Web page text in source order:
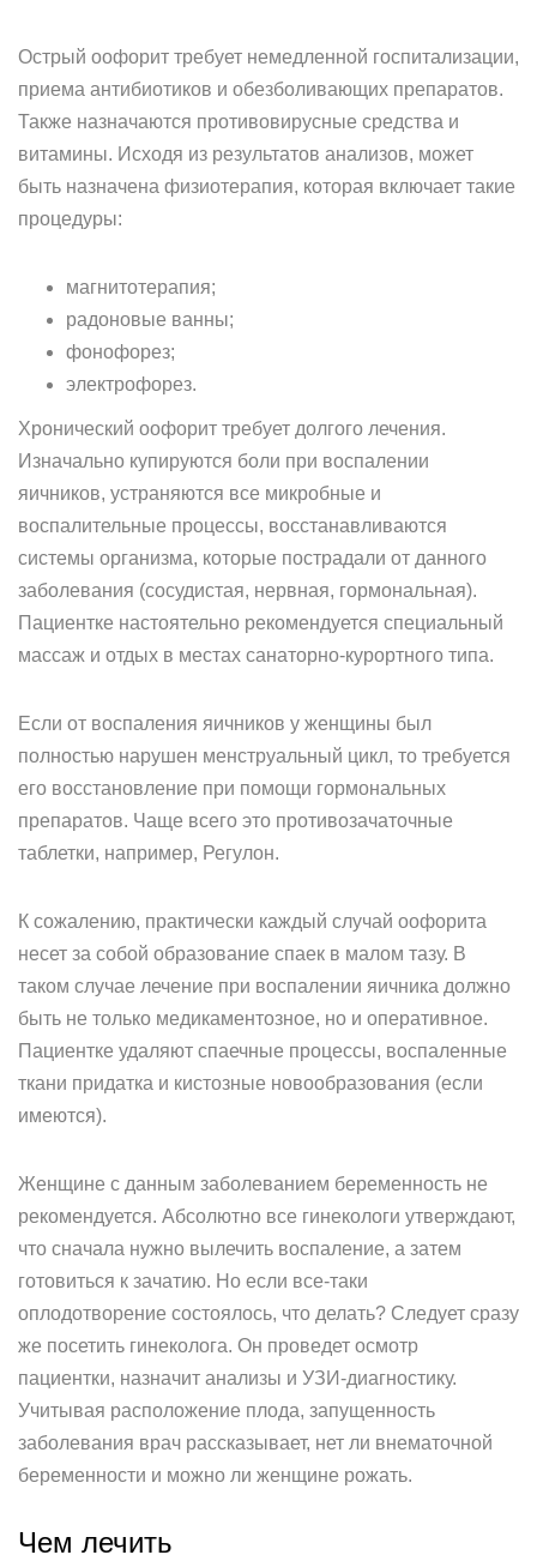
Острый оофорит требует немедленной госпитализации,
приема антибиотиков и обезболивающих препаратов.
Также назначаются противовирусные средства и
витамины. Исходя из результатов анализов, может
быть назначена физиотерапия, которая включает такие
процедуры:
магнитотерапия;
радоновые ванны;
фонофорез;
электрофорез.
Хронический оофорит требует долгого лечения.
Изначально купируются боли при воспалении
яичников, устраняются все микробные и
воспалительные процессы, восстанавливаются
системы организма, которые пострадали от данного
заболевания (сосудистая, нервная, гормональная).
Пациентке настоятельно рекомендуется специальный
массаж и отдых в местах санаторно-курортного типа.
Если от воспаления яичников у женщины был
полностью нарушен менструальный цикл, то требуется
его восстановление при помощи гормональных
препаратов. Чаще всего это противозачаточные
таблетки, например, Регулон.
К сожалению, практически каждый случай оофорита
несет за собой образование спаек в малом тазу. В
таком случае лечение при воспалении яичника должно
быть не только медикаментозное, но и оперативное.
Пациентке удаляют спаечные процессы, воспаленные
ткани придатка и кистозные новообразования (если
имеются).
Женщине с данным заболеванием беременность не
рекомендуется. Абсолютно все гинекологи утверждают,
что сначала нужно вылечить воспаление, а затем
готовиться к зачатию. Но если все-таки
оплодотворение состоялось, что делать? Следует сразу
же посетить гинеколога. Он проведет осмотр
пациентки, назначит анализы и УЗИ-диагностику.
Учитывая расположение плода, запущенность
заболевания врач рассказывает, нет ли внематочной
беременности и можно ли женщине рожать.
Чем лечить